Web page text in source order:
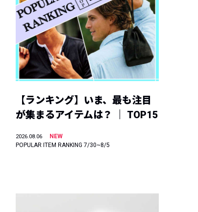
【ランキング】いま、最も注目
が集まるアイテムは？ ｜ TOP15
2026.08.06
NEW
POPULAR ITEM RANKING 7/30~8/5